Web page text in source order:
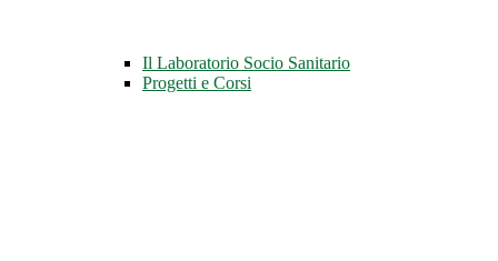
Il Laboratorio Socio Sanitario
Progetti e Corsi